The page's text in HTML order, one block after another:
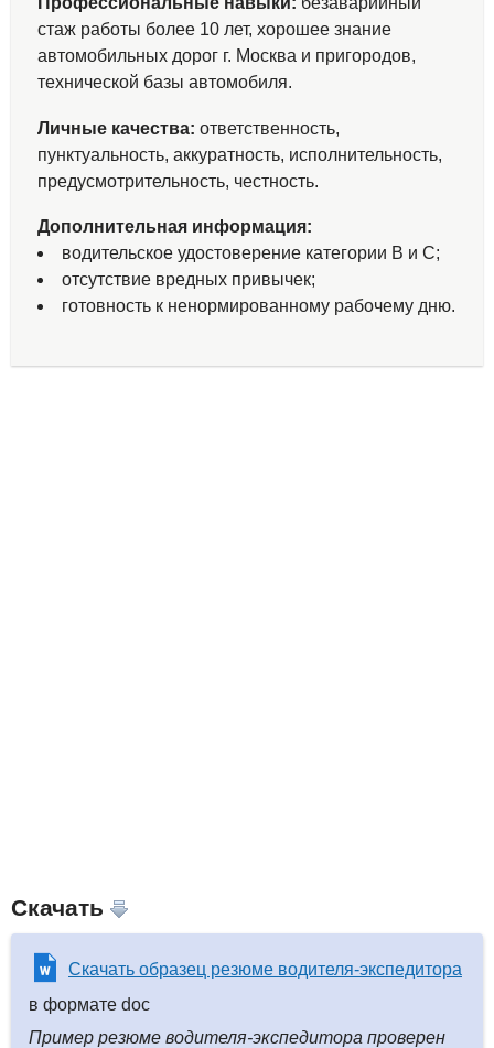
стаж работы более 10 лет, хорошее знание
автомобильных дорог г. Москва и пригородов,
технической базы автомобиля.
Личные качества: ответственность,
пунктуальность, аккуратность, исполнительность,
предусмотрительность, честность.
Дополнительная информация:
водительское удостоверение категории В и С;
отсутствие вредных привычек;
готовность к ненормированному рабочему дню.
Скачать
Скачать образец резюме водителя-экспедитора
в формате doc
Пример резюме водителя-экспедитора проверен